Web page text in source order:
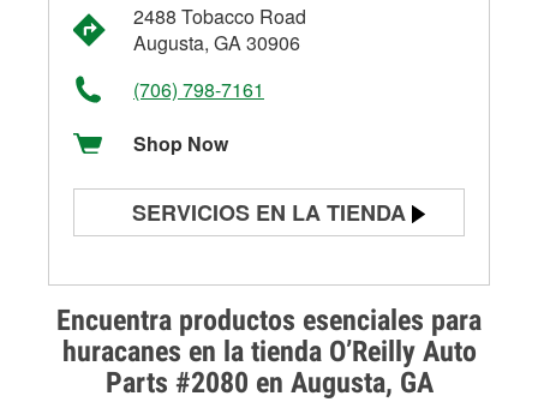
Encuentra productos esenciales para
huracanes en la tienda O’Reilly Auto
Parts #2080 en Augusta, GA
2488 Tobacco Road
Augusta, GA 30906
(706) 798-7161
Shop Now
SERVICIOS EN LA TIENDA
Prueba de alternadores y
arrancadores
Revisión de la luz "Check Engine"